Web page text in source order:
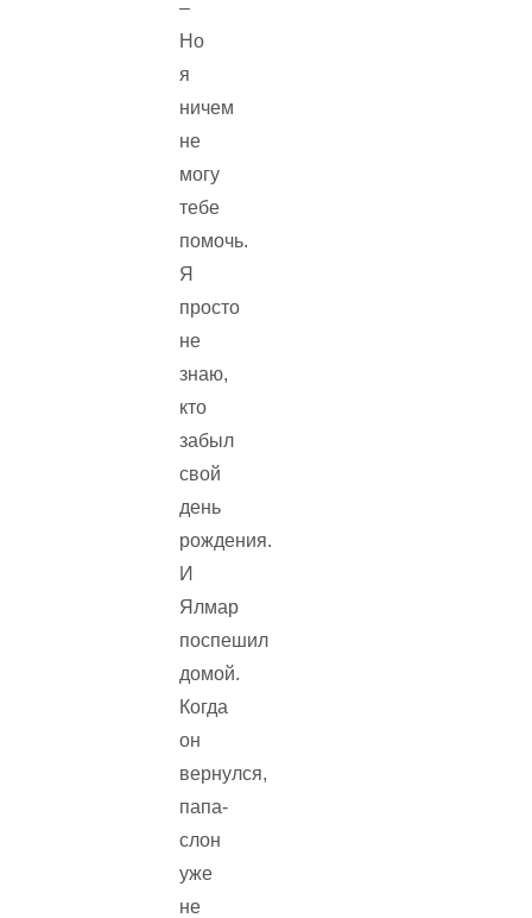
–
Но
я
ничем
не
могу
тебе
помочь.
Я
просто
не
знаю,
кто
забыл
свой
день
рождения.
И
Ялмар
поспешил
домой.
Когда
он
вернулся,
папа-
слон
уже
не